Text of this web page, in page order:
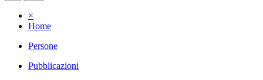
×
Home
Persone
Pubblicazioni